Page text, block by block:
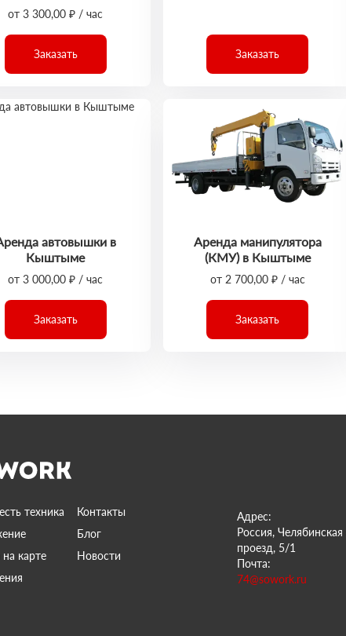
от 3 300,00 ₽ / час
Заказать Заказать
автовышки в
Кыштыме
от 3 000,00 ₽ / час
Заказать
Аренда манипулятора
(КМУ) в Кыштыме
от 2 700,00 ₽ / час
Заказать
техника
Контакты
Блог
на карте
Новости
Адрес:
Россия,
проезд, 5/1
Почта:
74@sowork.ru